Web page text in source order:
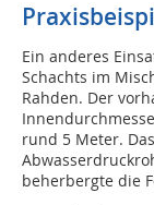
Ein anderes
Schachts im
Rahden. Der
rund 5 Meter.
beherbergte die